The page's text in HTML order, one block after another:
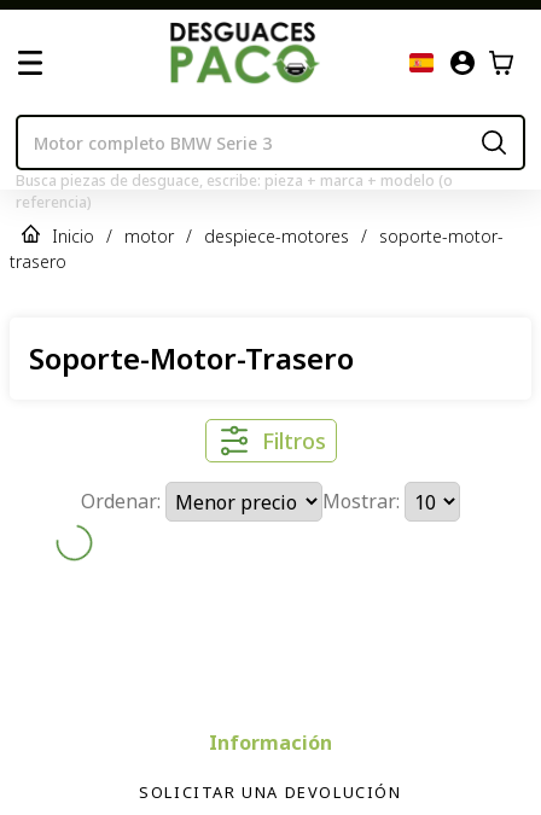
Busca piezas de desguace, escribe: pieza + marca + modelo (o
referencia)
Inicio / motor / despiece-motores / soporte-motor-
trasero
Soporte-Motor-Trasero
Filtros
Ordenar: Mostrar:
SOLICITAR UNA DEVOLUCIÓN
Políticas